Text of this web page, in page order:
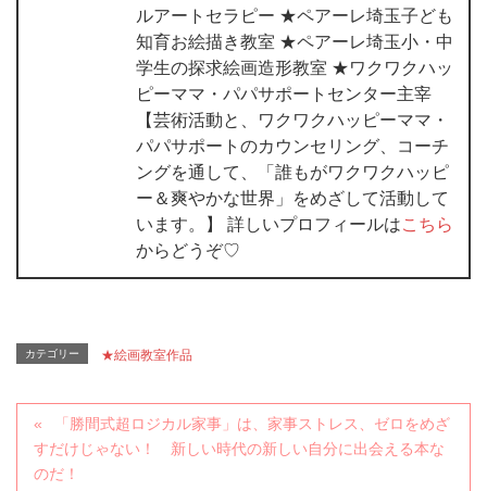
ルアートセラピー ★ペアーレ埼玉子ども
知育お絵描き教室 ★ペアーレ埼玉小・中
学生の探求絵画造形教室 ★ワクワクハッ
ピーママ・パパサポートセンター主宰
【芸術活動と、ワクワクハッピーママ・
パパサポートのカウンセリング、コーチ
ングを通して、「誰もがワクワクハッピ
ー＆爽やかな世界」をめざして活動して
います。】 詳しいプロフィールはこちら
からどうぞ♡
カテゴリー ★絵画教室作品
「勝間式超ロジカル家事」は、家事ストレス、ゼロをめざ
すだけじゃない！ 新しい時代の新しい自分に出会える本な
のだ！